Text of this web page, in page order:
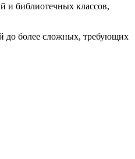
и библиотечных классов,
до более сложных, требующих